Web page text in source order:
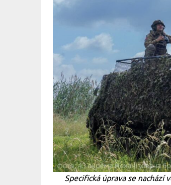
Specifická úprava se